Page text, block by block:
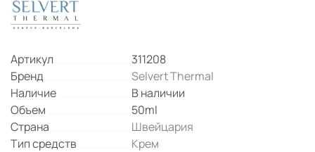
Артикул
311208
Бренд
Selvert Thermal
Наличие
В наличии
Объем
50ml
Страна
Швейцария
Тип средств
Крем